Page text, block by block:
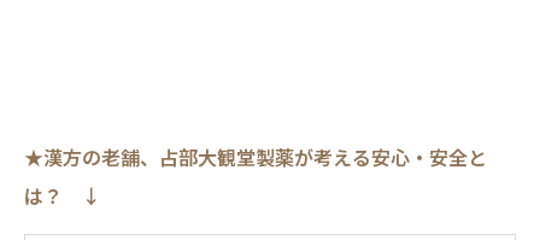
★漢方の老舗、占部大観堂製薬が考える安心・安全と
は？ ↓